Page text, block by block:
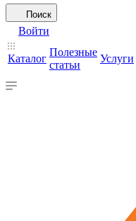
Поиск
Войти
Каталог
Полезные
статьи
Услуги